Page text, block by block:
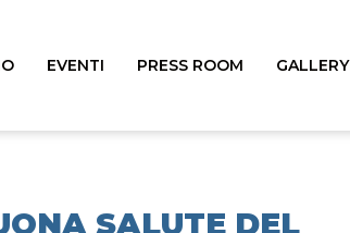
EVENTI PRESS ROOM GALLERY
SALUTE DEL